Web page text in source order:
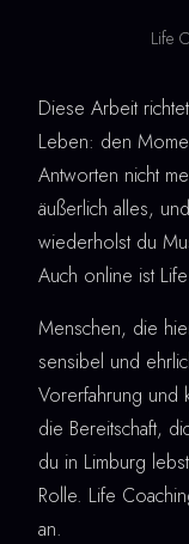
Life
Diese Arbeit
Leben: den
Antworten nicht
äußerlich alles,
wiederholst du
Auch online ist
Menschen, die
sensibel und
Vorerfahrung und
die Bereitschaft,
du in Limburg
Rolle. Life
an.